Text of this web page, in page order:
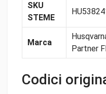
SKU
STEME
Marca
Partner
Codici